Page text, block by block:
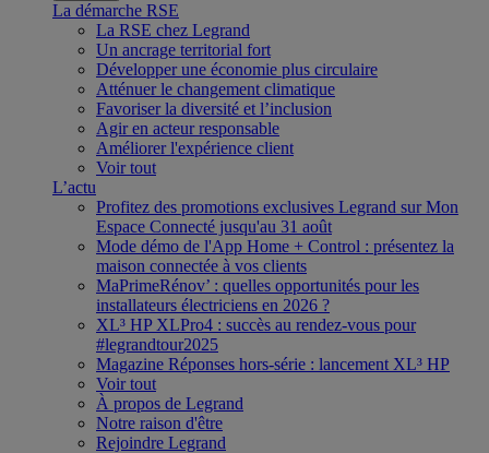
La démarche RSE
La RSE chez Legrand
Un ancrage territorial fort
Développer une économie plus circulaire
Atténuer le changement climatique
Favoriser la diversité et l’inclusion
Agir en acteur responsable
Améliorer l'expérience client
Voir tout
L’actu
Profitez des promotions exclusives Legrand sur Mon
Espace Connecté jusqu'au 31 août
Mode démo de l'App Home + Control : présentez la
maison connectée à vos clients
MaPrimeRénov’ : quelles opportunités pour les
installateurs électriciens en 2026 ?
XL³ HP XLPro4 : succès au rendez-vous pour
#legrandtour2025
Magazine Réponses hors-série : lancement XL³ HP
Voir tout
À propos de Legrand
Notre raison d'être
Rejoindre Legrand